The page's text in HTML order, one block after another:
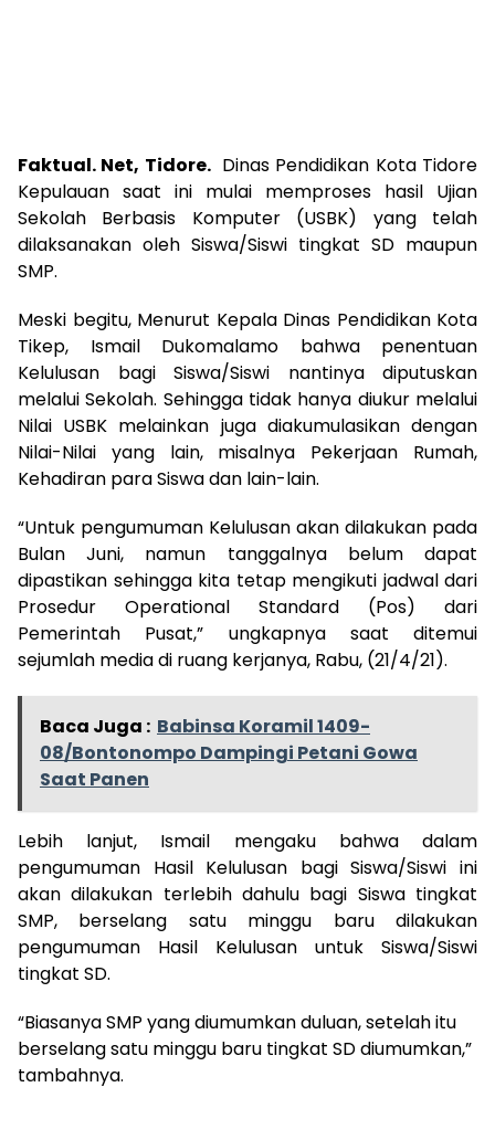
Faktual. Net, Tidore. Dinas Pendidikan Kota Tidore
Kepulauan saat ini mulai memproses hasil Ujian
Sekolah Berbasis Komputer (USBK) yang telah
dilaksanakan oleh Siswa/Siswi tingkat SD maupun
SMP.
Meski begitu, Menurut Kepala Dinas Pendidikan Kota
Tikep, Ismail Dukomalamo bahwa penentuan
Kelulusan bagi Siswa/Siswi nantinya diputuskan
melalui Sekolah. Sehingga tidak hanya diukur melalui
Nilai USBK melainkan juga diakumulasikan dengan
Nilai-Nilai yang lain, misalnya Pekerjaan Rumah,
Kehadiran para Siswa dan lain-lain.
“Untuk pengumuman Kelulusan akan dilakukan pada
Bulan Juni, namun tanggalnya belum dapat
dipastikan sehingga kita tetap mengikuti jadwal dari
Prosedur Operational Standard (Pos) dari
Pemerintah Pusat,” ungkapnya saat ditemui
sejumlah media di ruang kerjanya, Rabu, (21/4/21).
Baca Juga : Babinsa Koramil 1409-
08/Bontonompo Dampingi Petani Gowa
Saat Panen
Lebih lanjut, Ismail mengaku bahwa dalam
pengumuman Hasil Kelulusan bagi Siswa/Siswi ini
akan dilakukan terlebih dahulu bagi Siswa tingkat
SMP, berselang satu minggu baru dilakukan
pengumuman Hasil Kelulusan untuk Siswa/Siswi
tingkat SD.
“Biasanya SMP yang diumumkan duluan, setelah itu
berselang satu minggu baru tingkat SD diumumkan,”
tambahnya.